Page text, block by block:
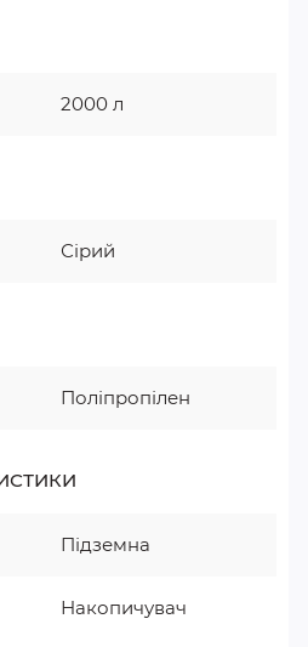
2000 л
Сірий
Поліпропілен
Підземна
Накопичувач